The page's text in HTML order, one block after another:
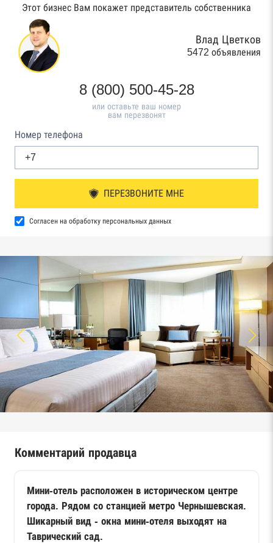
Этот бизнес Вам покажет представитель собственника
Влад Цветков
5472 объявления
8 (800) 500-45-28
или оставьте ваш номер
вам перезвонят
Номер телефона
ПЕРЕЗВОНИТЕ МНЕ
Согласен на обработку персональных данных
Комментарий продавца
Мини-отель расположен в историческом центре
города. Рядом со станцией метро Чернышевская.
Шикарный вид - окна мини-отеля выходят на
Таврический сад.